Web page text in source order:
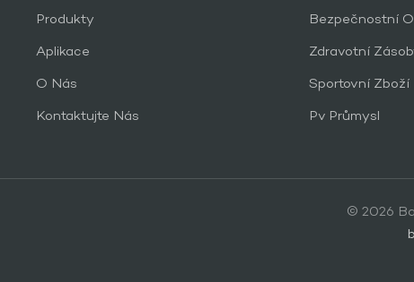
Produkty
Aplikace
O Nás
Kontaktujte Nás
Bezpečnostní
Zdravotní
Sportovní Zboží
Pv Průmysl
© 2026